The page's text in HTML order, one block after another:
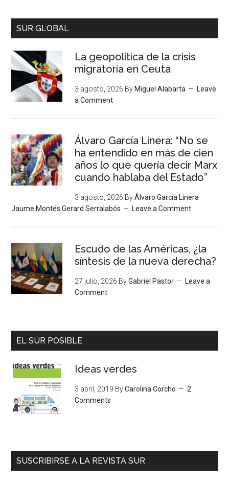
SUR GLOBAL
La geopolítica de la crisis
migratoria en Ceuta
3 agosto, 2026 By Miguel Alabarta
Leave
a Comment
Álvaro García Linera: “No se
ha entendido en más de cien
años lo que quería decir Marx
cuando hablaba del Estado”
3 agosto, 2026 ByÁlvaro García Linera
Jaume Montés Gerard Serralabós
Leave a Comment
Escudo de las Américas, ¿la
síntesis de la nueva derecha?
27 julio, 2026 ByGabriel Pastor
Leave a
Comment
EL SUR POSIBLE
Ideas verdes
3 abril, 2019 ByCarolina Corcho
2
Comments
SUSCRIBIRSE A LA REVISTA SUR